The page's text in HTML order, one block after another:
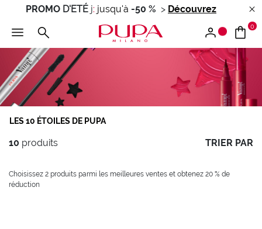
PROMO D'ETÉ j: jusqu'à -50 % > Découvrez
0
LES 10 ÉTOILES DE PUPA
10 produits TRIER PAR
Choisissez 2 produits parmi les meilleures ventes et obtenez 20 % de
réduction